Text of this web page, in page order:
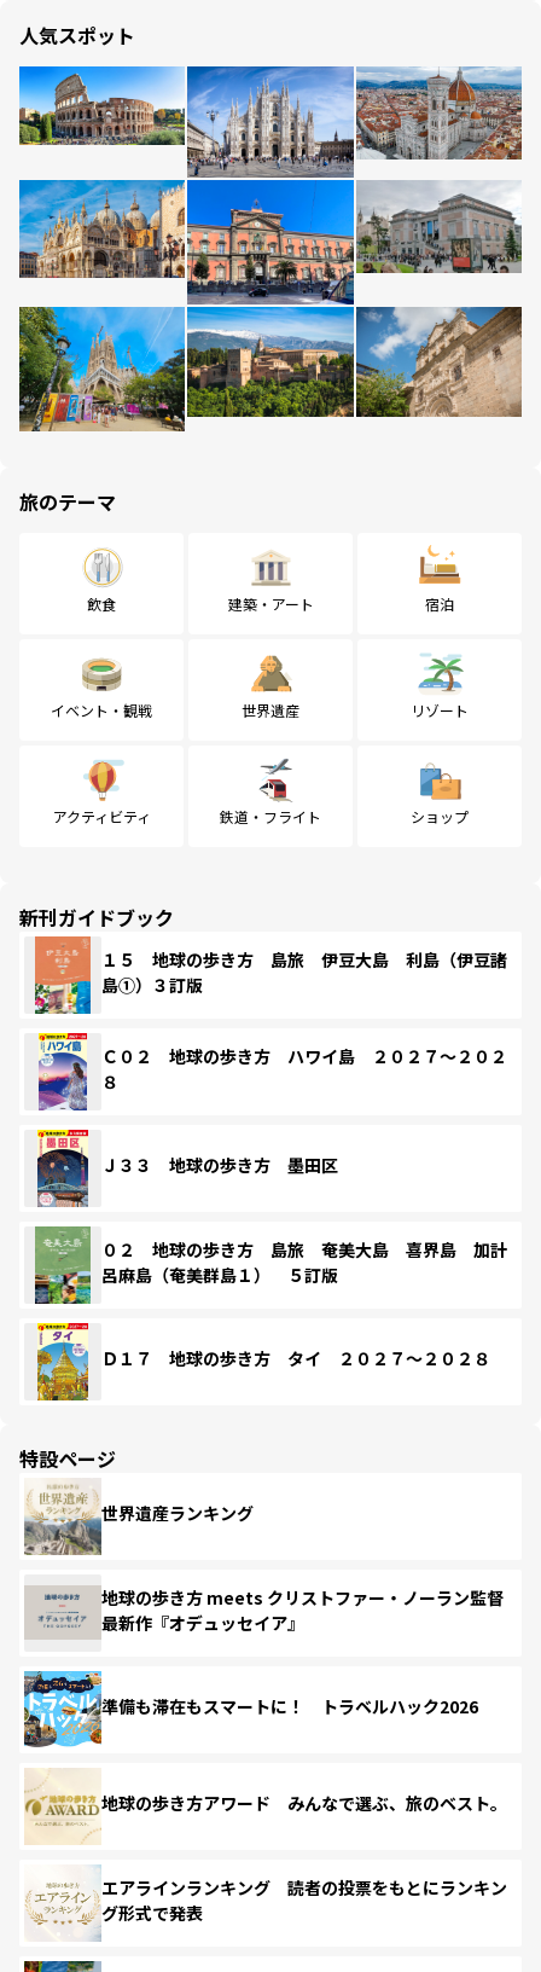
人気スポット
旅のテーマ
飲食 建築・アート 宿泊
イベント・観戦 世界遺産 リゾート
アクティビティ 鉄道・フライト ショップ
新刊ガイドブック
１５ 地球の歩き方 島旅 伊豆大島 利島（伊豆諸
島①）３訂版
Ｃ０２ 地球の歩き方 ハワイ島 ２０２７～２０２
８
Ｊ３３ 地球の歩き方 墨田区
０２ 地球の歩き方 島旅 奄美大島 喜界島 加計
呂麻島（奄美群島１） ５訂版
Ｄ１７ 地球の歩き方 タイ ２０２７～２０２８
特設ページ
世界遺産ランキング
地球の歩き方 meets クリストファー・ノーラン監督
最新作『オデュッセイア』
準備も滞在もスマートに！ トラベルハック2026
地球の歩き方アワード みんなで選ぶ、旅のベスト。
エアラインランキング 読者の投票をもとにランキン
グ形式で発表